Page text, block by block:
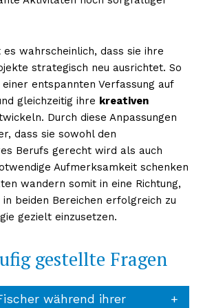
wahrscheinlich, dass sie ihre
strategisch neu ausrichtet. So
entspannten Verfassung auf
gleichzeitig ihre kreativen
Durch diese Anpassungen
dass sie sowohl den
Berufs gerecht wird als auch
Aufmerksamkeit schenken
wandern somit in eine Richtung,
beiden Bereichen erfolgreich zu
gezielt einzusetzen.
gestellte Fragen
während ihrer